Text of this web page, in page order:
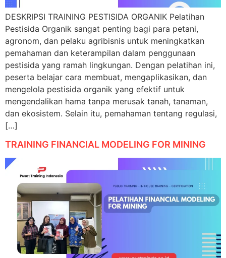
DESKRIPSI TRAINING PESTISIDA ORGANIK Pelatihan
Pestisida Organik sangat penting bagi para petani,
agronom, dan pelaku agribisnis untuk meningkatkan
pemahaman dan keterampilan dalam penggunaan
pestisida yang ramah lingkungan. Dengan pelatihan ini,
peserta belajar cara membuat, mengaplikasikan, dan
mengelola pestisida organik yang efektif untuk
mengendalikan hama tanpa merusak tanah, tanaman,
dan ekosistem. Selain itu, pemahaman tentang regulasi,
[…]
TRAINING FINANCIAL MODELING FOR MINING